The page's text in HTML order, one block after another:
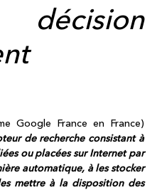
Google France en France)
de recherche consistant à
ou placées sur Internet par
automatique, à les stocker
mettre à la disposition des